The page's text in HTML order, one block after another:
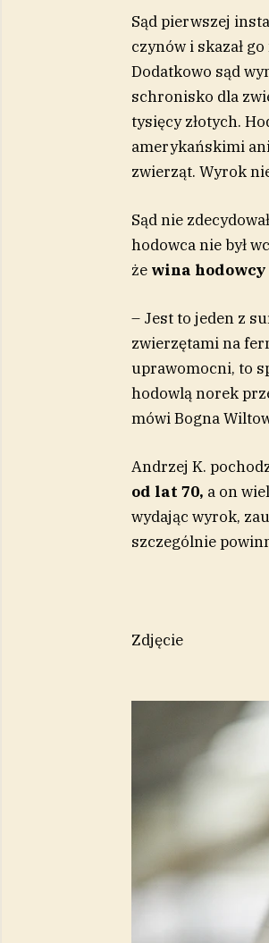
Sąd pierwszej
czynów i skazał go
Dodatkowo sąd
schronisko dla
tysięcy złotych.
amerykańskimi
zwierząt. Wyrok
Sąd nie
hodowca nie był
że wina hodowcy
– Jest to jeden z
zwierzętami na
uprawomocni, to
hodowlą norek
mówi Bogna
Andrzej K.
od lat 70, a on
wydając wyrok,
szczególnie
Zdjęcie